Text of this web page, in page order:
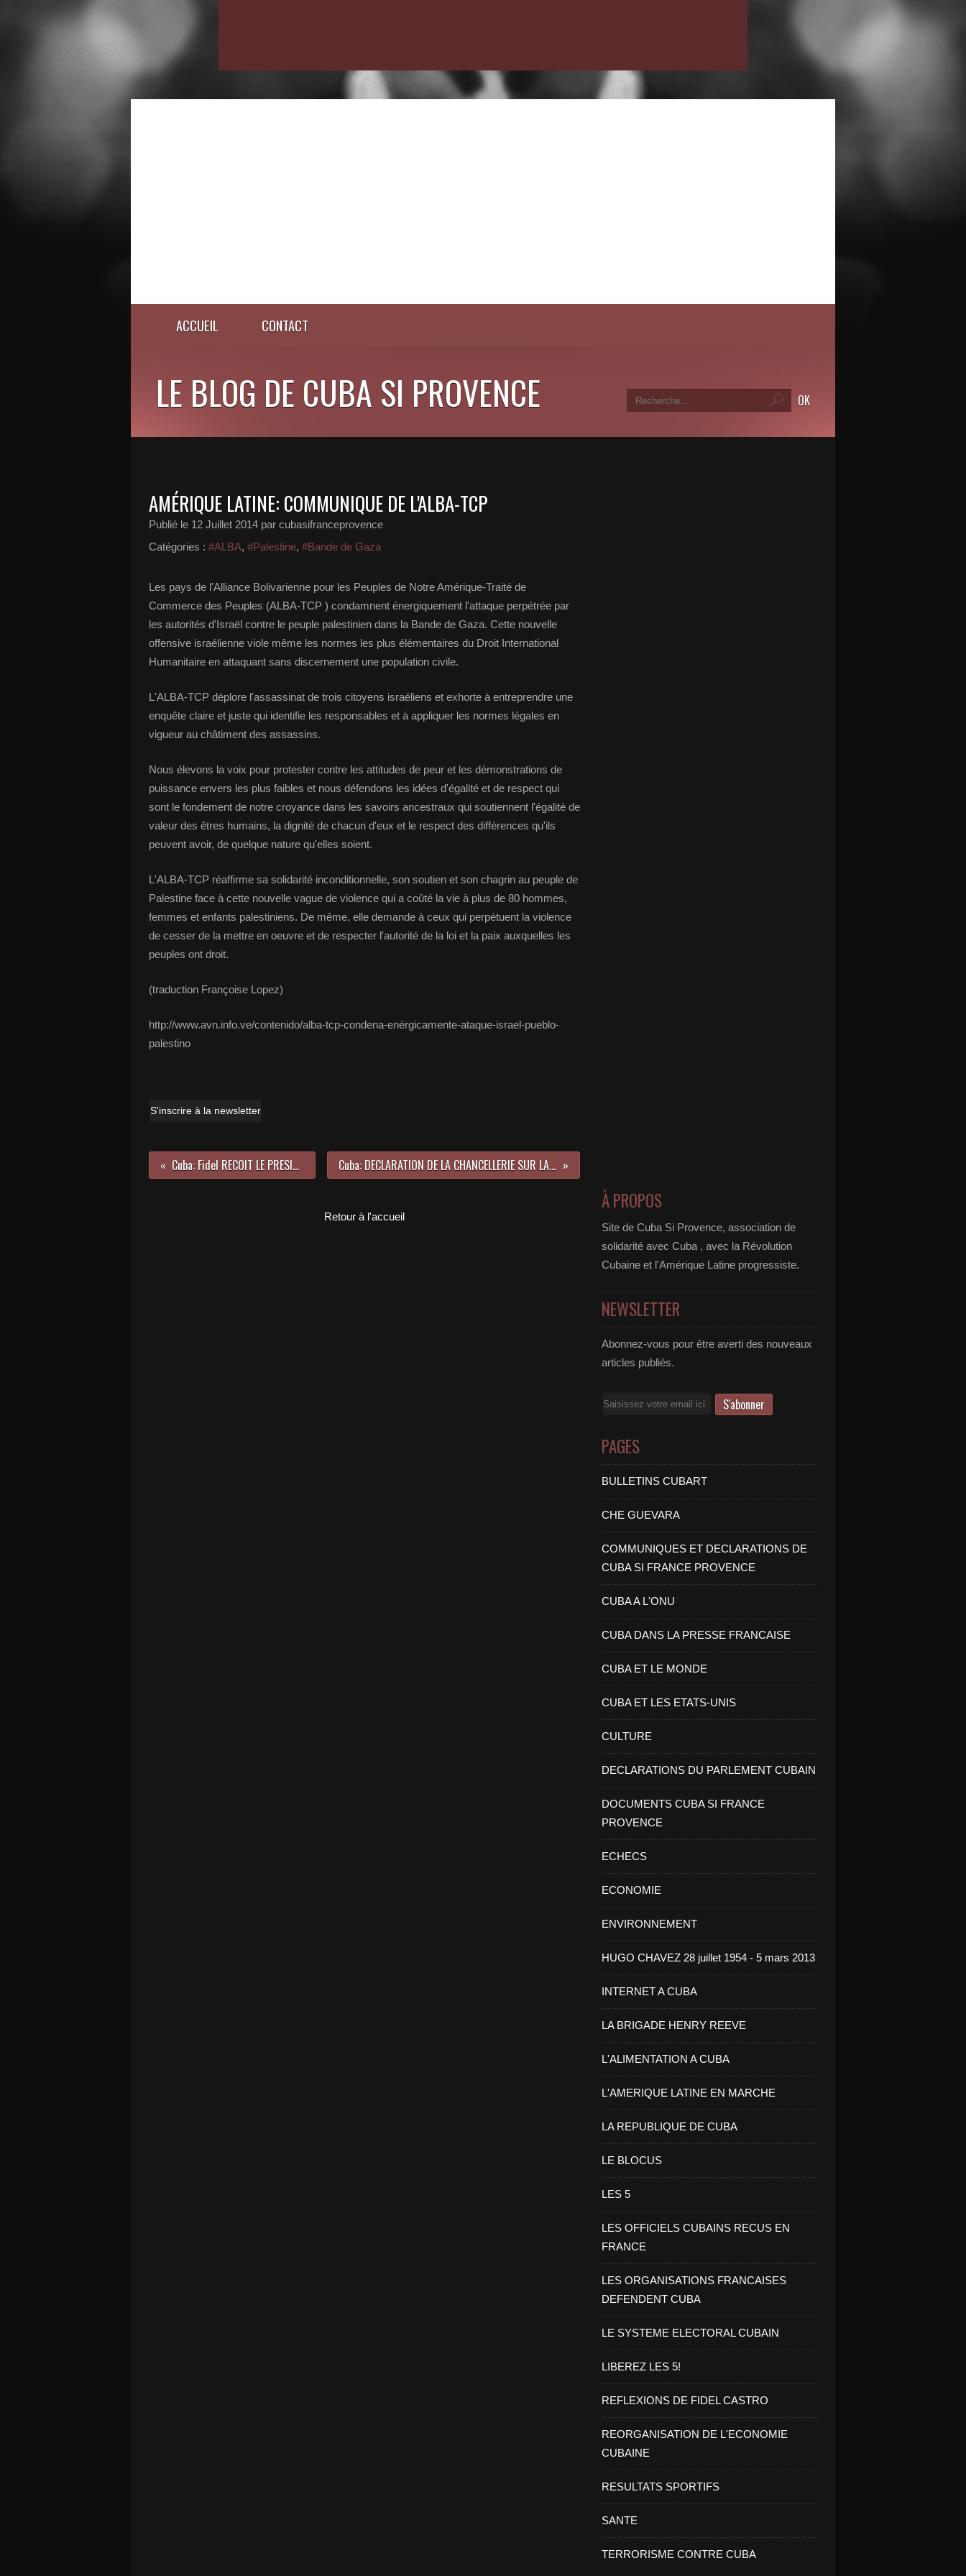
ACCUEIL CONTACT
LE BLOG DE CUBA SI PROVENCE
AMÉRIQUE LATINE: COMMUNIQUE DE L'ALBA-TCP
Publié le 12 Juillet 2014 par cubasifranceprovence
Catégories : #ALBA, #Palestine, #Bande de Gaza
Les pays de l'Alliance Bolivarienne pour les Peuples de Notre Amérique-Traité de
Commerce des Peuples (ALBA-TCP ) condamnent énergiquement l'attaque perpétrée par
les autorités d'Israël contre le peuple palestinien dans la Bande de Gaza. Cette nouvelle
offensive israélienne viole même les normes les plus élémentaires du Droit International
Humanitaire en attaquant sans discernement une population civile.
L'ALBA-TCP déplore l'assassinat de trois citoyens israéliens et exhorte à entreprendre une
enquête claire et juste qui identifie les responsables et à appliquer les normes légales en
vigueur au châtiment des assassins.
Nous élevons la voix pour protester contre les attitudes de peur et les démonstrations de
puissance envers les plus faibles et nous défendons les idées d'égalité et de respect qui
sont le fondement de notre croyance dans les savoirs ancestraux qui soutiennent l'égalité de
valeur des êtres humains, la dignité de chacun d'eux et le respect des différences qu'ils
peuvent avoir, de quelque nature qu'elles soient.
L'ALBA-TCP réaffirme sa solidarité inconditionnelle, son soutien et son chagrin au peuple de
Palestine face à cette nouvelle vague de violence qui a coûté la vie à plus de 80 hommes,
femmes et enfants palestiniens. De même, elle demande à ceux qui perpétuent la violence
de cesser de la mettre en oeuvre et de respecter l'autorité de la loi et la paix auxquelles les
peuples ont droit.
(traduction Françoise Lopez)
http://www.avn.info.ve/contenido/alba-tcp-condena-enérgicamente-ataque-israel-pueblo-
palestino
S'inscrire à la newsletter
Cuba: Fidel RECOIT LE PRESIDENT Poutine Cuba: DECLARATION DE LA CHANCELLERIE SUR LA SITUATION A Gaza
Retour à l'accueil
À PROPOS
Site de Cuba Si Provence, association de
solidarité avec Cuba , avec la Révolution
Cubaine et l'Amérique Latine progressiste.
NEWSLETTER
Abonnez-vous pour être averti des nouveaux
articles publiés.
Email
PAGES
BULLETINS CUBART
CHE GUEVARA
COMMUNIQUES ET DECLARATIONS DE
CUBA SI FRANCE PROVENCE
CUBA A L'ONU
CUBA DANS LA PRESSE FRANCAISE
CUBA ET LE MONDE
CUBA ET LES ETATS-UNIS
CULTURE
DECLARATIONS DU PARLEMENT CUBAIN
DOCUMENTS CUBA SI FRANCE
PROVENCE
ECHECS
ECONOMIE
ENVIRONNEMENT
HUGO CHAVEZ 28 juillet 1954 - 5 mars 2013
INTERNET A CUBA
LA BRIGADE HENRY REEVE
L'ALIMENTATION A CUBA
L'AMERIQUE LATINE EN MARCHE
LA REPUBLIQUE DE CUBA
LE BLOCUS
LES 5
LES OFFICIELS CUBAINS RECUS EN
FRANCE
LES ORGANISATIONS FRANCAISES
DEFENDENT CUBA
LE SYSTEME ELECTORAL CUBAIN
LIBEREZ LES 5!
REFLEXIONS DE FIDEL CASTRO
REORGANISATION DE L'ECONOMIE
CUBAINE
RESULTATS SPORTIFS
SANTE
TERRORISME CONTRE CUBA